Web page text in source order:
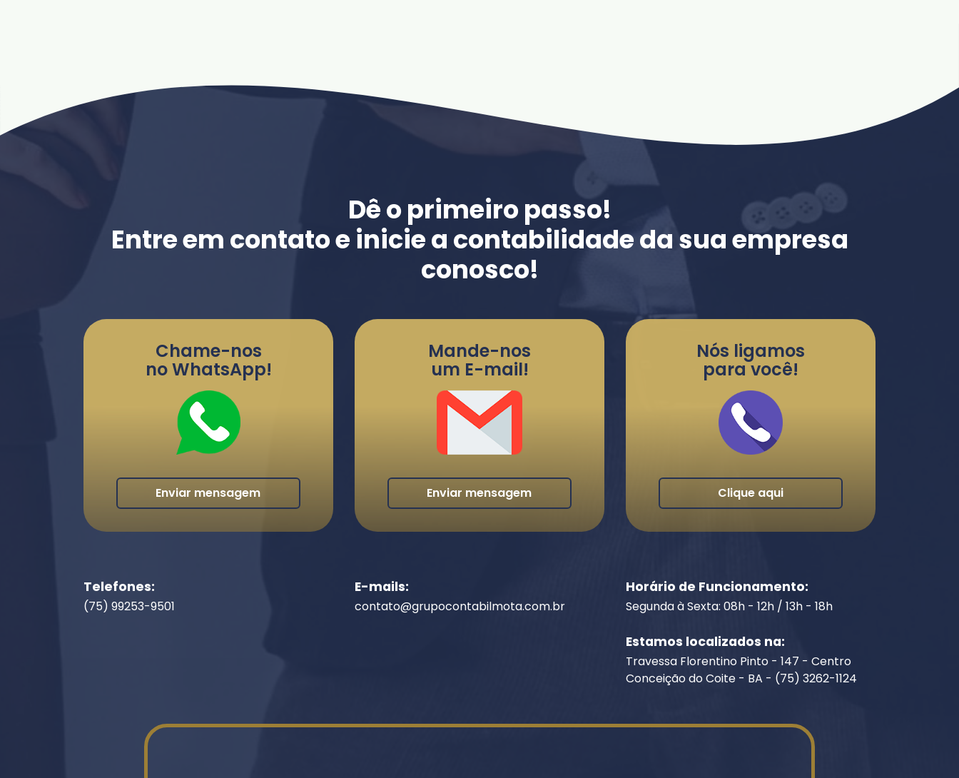
Dê o primeiro passo!
Entre em contato e inicie a contabilidade da sua empresa
conosco!
Chame-nos
no WhatsApp!
Enviar mensagem
Mande-nos
um E-mail!
Enviar mensagem
Nós ligamos
para você!
Clique aqui
Telefones:
(75) 99253-9501
E-mails:
contato@grupocontabilmota.com.br
Horário de Funcionamento:
Segunda à Sexta: 08h - 12h / 13h - 18h
Estamos localizados na:
Travessa Florentino Pinto - 147 - Centro
Conceição do Coite - BA - (75) 3262-1124